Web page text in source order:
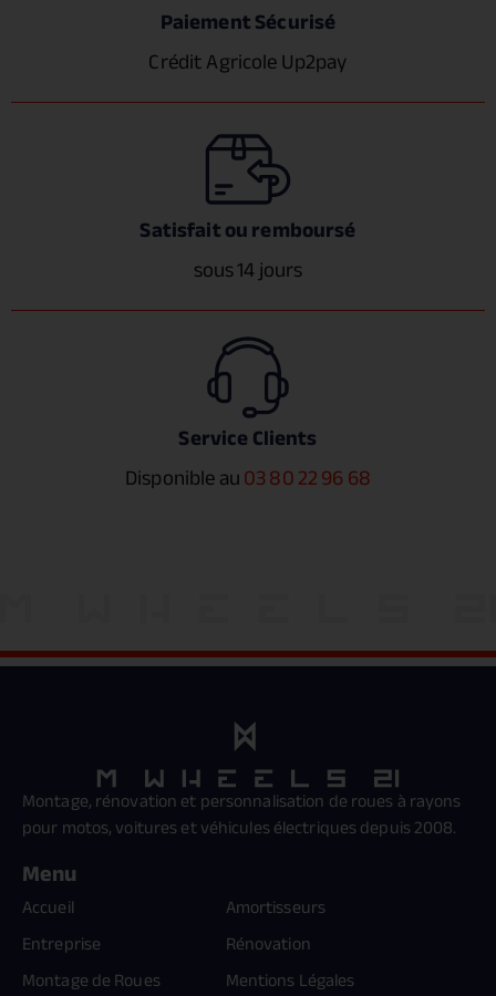
Paiement Sécurisé
Crédit Agricole Up2pay
Satisfait ou remboursé
sous 14 jours
Service Clients
Disponible au03 80 22 96 68
Montage, rénovation et personnalisation de roues à rayons
pour motos, voitures et véhicules électriques depuis 2008.
Menu
Accueil
Entreprise
Montage de Roues
Amortisseurs
Rénovation
Mentions Légales